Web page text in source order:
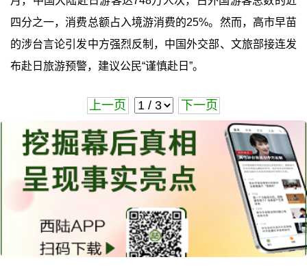
四分之一，消费总额占入境游消费的25%。然而，高市早苗
的涉台言论引发中方强烈反制，中国外交部、文旅部接连发
布赴日旅游预警，建议公民“谨慎赴日”。
上一页 下一页